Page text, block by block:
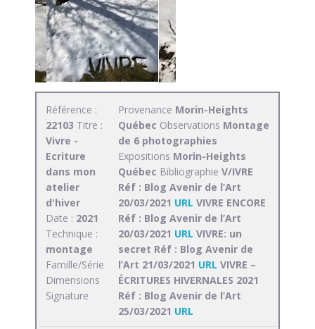
Référence :
22103 Titre :
Vivre -
Ecriture
dans mon
atelier
d'hiver
Date : 2021
Technique :
montage
Famille/Série
Dimensions
Signature
Provenance Morin-Heights
Québec Observations Montage
de 6 photographies
Expositions Morin-Heights
Québec Bibliographie V/IVRE
Réf : Blog Avenir de l’Art
20/03/2021 URL VIVRE ENCORE
Réf : Blog Avenir de l’Art
20/03/2021 URL VIVRE: un
secret Réf : Blog Avenir de
l’Art 21/03/2021 URL VIVRE –
ÉCRITURES HIVERNALES 2021
Réf : Blog Avenir de l’Art
25/03/2021 URL